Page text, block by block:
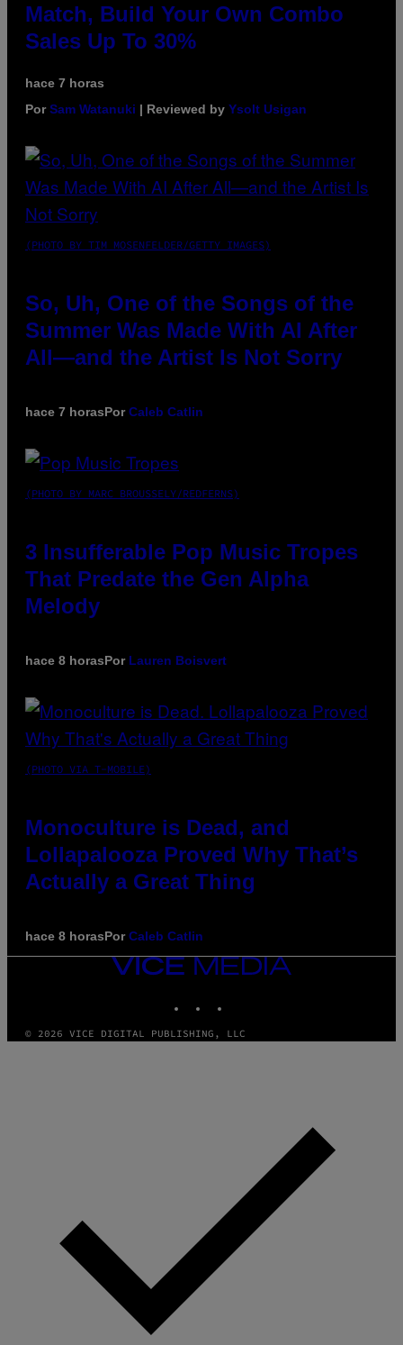
Match, Build Your Own Combo
Sales Up To 30%
hace 7 horas
PorSam Watanuki | Reviewed by Ysolt Usigan
(PHOTO BY TIM MOSENFELDER/GETTY IMAGES)
So, Uh, One of the Songs of the
Summer Was Made With AI After
All—and the Artist Is Not Sorry
hace 7 horasPorCaleb Catlin
(PHOTO BY MARC BROUSSELY/REDFERNS)
3 Insufferable Pop Music Tropes
That Predate the Gen Alpha
Melody
hace 8 horasPor Lauren Boisvert
(PHOTO VIA T-MOBILE)
Monoculture is Dead, and
Lollapalooza Proved Why That’s
Actually a Great Thing
hace 8 horasPorCaleb Catlin
VICE
MEDIA
© 2026 VICE DIGITAL PUBLISHING, LLC